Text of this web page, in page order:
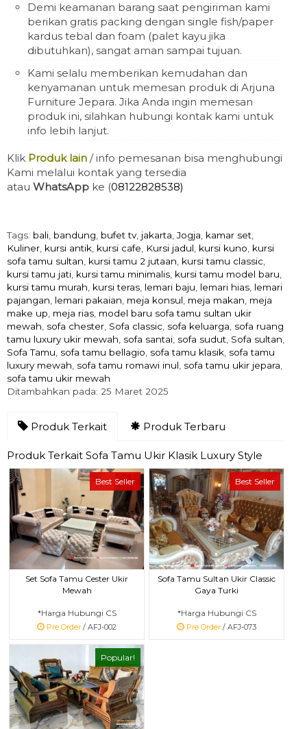
Demi keamanan barang saat pengiriman kami
berikan gratis packing dengan single fish/paper
kardus tebal dan foam (palet kayu jika
dibutuhkan), sangat aman sampai tujuan.
Kami selalu memberikan kemudahan dan
kenyamanan untuk memesan produk di Arjuna
Furniture Jepara. Jika Anda ingin memesan
produk ini, silahkan hubungi kontak kami untuk
info lebih lanjut.
Klik Produk lain / info pemesanan bisa menghubungi
Kami melalui kontak yang tersedia
atau WhatsApp ke (08122828538)
Tags: bali, bandung, bufet tv, jakarta,Jogja, kamar set,
Kuliner, kursi antik, kursi cafe, Kursi jadul, kursi kuno, kursi
sofa tamu sultan, kursi tamu 2 jutaan, kursi tamu classic,
kursi tamu jati, kursi tamu minimalis, kursi tamu model baru,
kursi tamu murah, kursi teras, lemari baju, lemari hias, lemari
pajangan, lemari pakaian, meja konsul, meja makan, meja
make up, meja rias, model baru sofa tamu sultan ukir
mewah, sofa chester, Sofa classic, sofa keluarga, sofa ruang
tamu luxury ukir mewah, sofa santai, sofa sudut, Sofa sultan,
Sofa Tamu, sofa tamu bellagio, sofa tamu klasik, sofa tamu
luxury mewah, sofa tamu romawi inul, sofa tamu ukir jepara,
sofa tamu ukir mewah
Ditambahkan pada: 25 Maret 2025
Produk Terkait Produk Terbaru
Produk Terkait Sofa Tamu Ukir Klasik Luxury Style
Best Seller
Set Sofa Tamu Cester Ukir
Mewah
*Harga Hubungi CS
Pre Order / AFJ-002
Best Seller
Sofa Tamu Sultan Ukir Classic
Gaya Turki
*Harga Hubungi CS
Pre Order / AFJ-073
Popular!